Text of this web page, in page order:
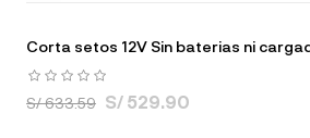
Corta setos 12V Sin baterias ni
S/ 633.59 S/ 529.90